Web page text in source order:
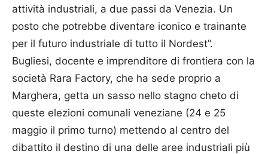
attività industriali, a due passi da Venezia. Un
posto che potrebbe diventare iconico e trainante
per il futuro industriale di tutto il Nordest”.
Bugliesi, docente e imprenditore di frontiera con la
società Rara Factory, che ha sede proprio a
Marghera, getta un sasso nello stagno cheto di
queste elezioni comunali veneziane (24 e 25
maggio il primo turno) mettendo al centro del
dibattito il destino di una delle aree industriali più